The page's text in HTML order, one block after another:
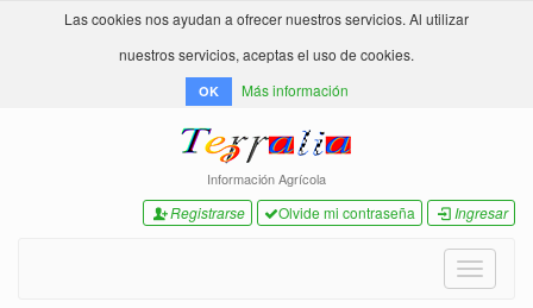
Las cookies nos ayudan a ofrecer nuestros servicios. Al utilizar
nuestros servicios, aceptas el uso de cookies.
OK Más información
Información Agrícola
Registrarse Olvide mi contraseña Ingresar
Toggle